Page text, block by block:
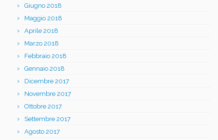
Giugno 2018
Maggio 2018
Aprile 2018
Marzo 2018
Febbraio 2018
Gennaio 2018
Dicembre 2017
Novembre 2017
Ottobre 2017
Settembre 2017
Agosto 2017